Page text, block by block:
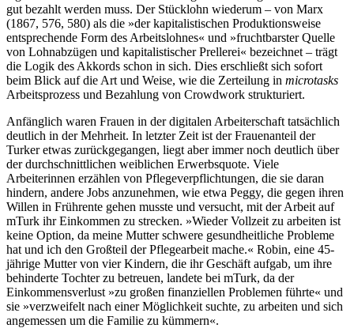
gut bezahlt werden muss. Der Stücklohn wiederum – von Marx
(1867, 576, 580) als die »der kapitalistischen Produktionsweise
entsprechende Form des Arbeitslohnes« und »fruchtbarster Quelle
von Lohnabzügen und kapitalistischer Prellerei« bezeichnet – trägt
die Logik des Akkords schon in sich. Dies erschließt sich sofort
beim Blick auf die Art und Weise, wie die Zerteilung in microtasks
Arbeitsprozess und Bezahlung von Crowdwork strukturiert.
Anfänglich waren Frauen in der digitalen Arbeiterschaft tatsächlich
deutlich in der Mehrheit. In letzter Zeit ist der Frauenanteil der
Turker etwas zurückgegangen, liegt aber immer noch deutlich über
der durchschnittlichen weiblichen Erwerbsquote. Viele
Arbeiterinnen erzählen von Pflegeverpflichtungen, die sie daran
hindern, andere Jobs anzunehmen, wie etwa Peggy, die gegen ihren
Willen in Frührente gehen musste und versucht, mit der Arbeit auf
mTurk ihr Einkommen zu strecken. »Wieder Vollzeit zu arbeiten ist
keine Option, da meine Mutter schwere gesundheitliche Probleme
hat und ich den Großteil der Pflegearbeit mache.« Robin, eine 45-
jährige Mutter von vier Kindern, die ihr Geschäft aufgab, um ihre
behinderte Tochter zu betreuen, landete bei mTurk, da der
Einkommensverlust »zu großen finanziellen Problemen führte« und
sie »verzweifelt nach einer Möglichkeit suchte, zu arbeiten und sich
angemessen um die Familie zu kümmern«.